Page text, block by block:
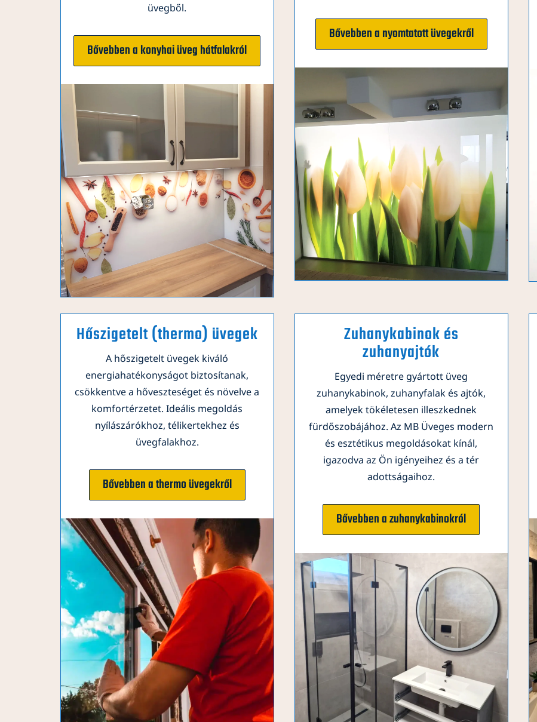
üvegből.
Bővebben a konyhai üveg hátfalakról
Bővebben a nyomtatott üvegekről
Hőszigetelt (thermo) üvegek
A hőszigetelt üvegek kiváló
energiahatékonyságot biztosítanak,
csökkentve a hőveszteséget és növelve a
komfortérzetet. Ideális megoldás
nyílászárókhoz, télikertekhez és
üvegfalakhoz.
Bővebben a thermo üvegekről
Zuhanykabinok és
zuhanyajtók
Egyedi méretre gyártott üveg
zuhanykabinok, zuhanyfalak és ajtók,
amelyek tökéletesen illeszkednek
fürdőszobájához. Az MB Üveges modern
és esztétikus megoldásokat kínál,
igazodva az Ön igényeihez és a tér
adottságaihoz.
Bővebben a zuhanykabinokról